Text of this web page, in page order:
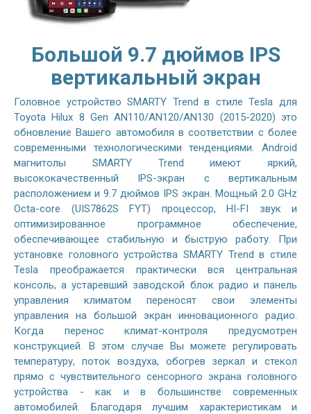
Большой 9.7 дюймов IPS
вертикальный экран
Головное устройство SMARTY Trend в стиле Tesla для
Toyota Hilux 8 Gen AN110/AN120/AN130 (2015-2020) это
обновление Вашего автомобиля в соответствии с более
современными технологическими тенденциями. Android
магнитолы SMARTY Trend имеют яркий,
высококачественный IPS-экран с вертикальным
расположением и 9.7 дюймов IPS экран. Мощный 2.0 GHz
Octa-core (UIS7862S FYT) процессор, HI-FI звук и
оптимизированное программное обеспечение,
обеспечивающее стабильную и быструю работу. При
установке головного устройства SMARTY Trend в стиле
Tesla преображается практически вся центральная
консоль, а устаревший заводской блок радио и панель
управления климатом переносят свои элементы
управления на большой экран инновационного радио.
Когда перенос климат-контроля предусмотрен
конструкцией. В этом случае Вы можете регулировать
температуру, поток воздуха, обогрев зеркал и стекол
прямо с чувствительного сенсорного экрана головного
устройства - как и в большинстве современных
автомобилей. Благодаря лучшим характеристикам и